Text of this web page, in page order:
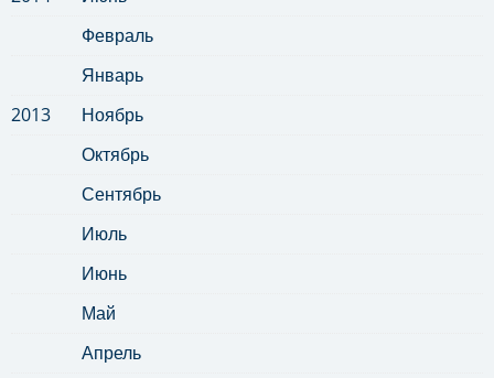
Февраль
Январь
2013
Ноябрь
Октябрь
Сентябрь
Июль
Июнь
Май
Апрель